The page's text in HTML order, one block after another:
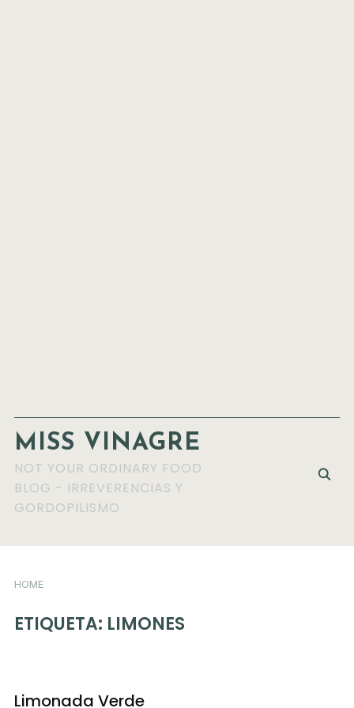
MISS VINAGRE
NOT YOUR ORDINARY FOOD
BLOG - IRREVERENCIAS Y
GORDOPILISMO
HOME
ETIQUETA: LIMONES
Limonada Verde